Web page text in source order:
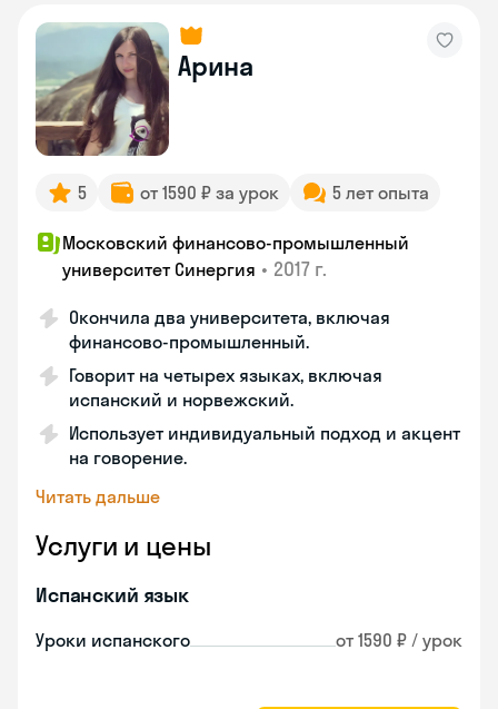
Арина
5 от 1590 ₽ за урок 5 лет опыта
Московский финансово-промышленный
университет Синергия • 2017 г.
Окончила два университета, включая
финансово-промышленный.
Говорит на четырех языках, включая
испанский и норвежский.
Использует индивидуальный подход и акцент
на говорение.
Читать дальше
Услуги и цены
Испанский язык
Уроки испанского от 1590 ₽ / урок